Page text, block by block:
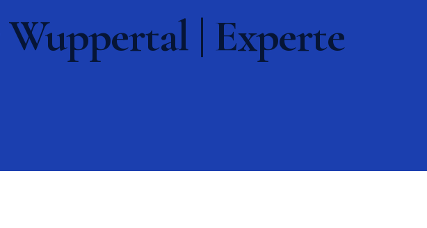
| Experte